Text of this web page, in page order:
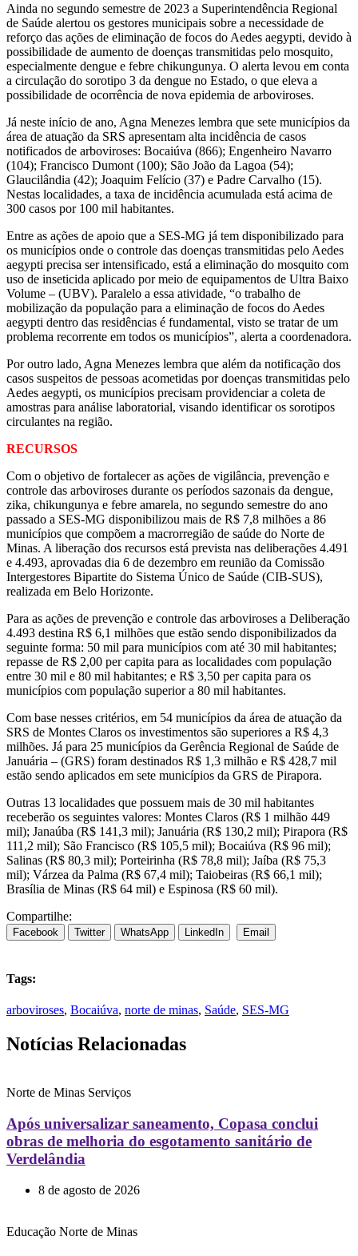
Ainda no segundo semestre de 2023 a Superintendência Regional
de Saúde alertou os gestores municipais sobre a necessidade de
reforço das ações de eliminação de focos do Aedes aegypti, devido à
possibilidade de aumento de doenças transmitidas pelo mosquito,
especialmente dengue e febre chikungunya. O alerta levou em conta
a circulação do sorotipo 3 da dengue no Estado, o que eleva a
possibilidade de ocorrência de nova epidemia de arboviroses.
Já neste início de ano, Agna Menezes lembra que sete municípios da
área de atuação da SRS apresentam alta incidência de casos
notificados de arboviroses: Bocaiúva (866); Engenheiro Navarro
(104); Francisco Dumont (100); São João da Lagoa (54);
Glaucilândia (42); Joaquim Felício (37) e Padre Carvalho (15).
Nestas localidades, a taxa de incidência acumulada está acima de
300 casos por 100 mil habitantes.
Entre as ações de apoio que a SES-MG já tem disponibilizado para
os municípios onde o controle das doenças transmitidas pelo Aedes
aegypti precisa ser intensificado, está a eliminação do mosquito com
uso de inseticida aplicado por meio de equipamentos de Ultra Baixo
Volume – (UBV). Paralelo a essa atividade, “o trabalho de
mobilização da população para a eliminação de focos do Aedes
aegypti dentro das residências é fundamental, visto se tratar de um
problema recorrente em todos os municípios”, alerta a coordenadora.
Por outro lado, Agna Menezes lembra que além da notificação dos
casos suspeitos de pessoas acometidas por doenças transmitidas pelo
Aedes aegypti, os municípios precisam providenciar a coleta de
amostras para análise laboratorial, visando identificar os sorotipos
circulantes na região.
RECURSOS
Com o objetivo de fortalecer as ações de vigilância, prevenção e
controle das arboviroses durante os períodos sazonais da dengue,
zika, chikungunya e febre amarela, no segundo semestre do ano
passado a SES-MG disponibilizou mais de R$ 7,8 milhões a 86
municípios que compõem a macrorregião de saúde do Norte de
Minas. A liberação dos recursos está prevista nas deliberações 4.491
e 4.493, aprovadas dia 6 de dezembro em reunião da Comissão
Intergestores Bipartite do Sistema Único de Saúde (CIB-SUS),
realizada em Belo Horizonte.
Para as ações de prevenção e controle das arboviroses a Deliberação
4.493 destina R$ 6,1 milhões que estão sendo disponibilizados da
seguinte forma: 50 mil para municípios com até 30 mil habitantes;
repasse de R$ 2,00 per capita para as localidades com população
entre 30 mil e 80 mil habitantes; e R$ 3,50 per capita para os
municípios com população superior a 80 mil habitantes.
Com base nesses critérios, em 54 municípios da área de atuação da
SRS de Montes Claros os investimentos são superiores a R$ 4,3
milhões. Já para 25 municípios da Gerência Regional de Saúde de
Januária – (GRS) foram destinados R$ 1,3 milhão e R$ 428,7 mil
estão sendo aplicados em sete municípios da GRS de Pirapora.
Outras 13 localidades que possuem mais de 30 mil habitantes
receberão os seguintes valores: Montes Claros (R$ 1 milhão 449
mil); Janaúba (R$ 141,3 mil); Januária (R$ 130,2 mil); Pirapora (R$
111,2 mil); São Francisco (R$ 105,5 mil); Bocaiúva (R$ 96 mil);
Salinas (R$ 80,3 mil); Porteirinha (R$ 78,8 mil); Jaíba (R$ 75,3
mil); Várzea da Palma (R$ 67,4 mil); Taiobeiras (R$ 66,1 mil);
Brasília de Minas (R$ 64 mil) e Espinosa (R$ 60 mil).
Compartilhe:
Facebook Twitter WhatsApp LinkedIn Email
Tags:
arboviroses, Bocaiúva, norte de minas, Saúde, SES-MG
Notícias Relacionadas
Norte de Minas Serviços
Após universalizar saneamento, Copasa conclui
obras de melhoria do esgotamento sanitário de
Verdelândia
8 de agosto de 2026
Educação Norte de Minas